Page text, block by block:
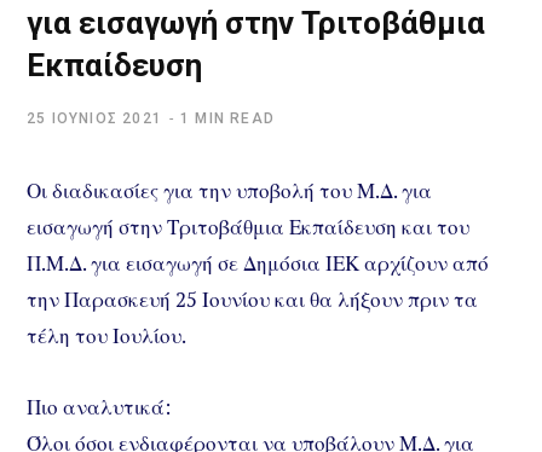
για εισαγωγή στην Τριτοβάθμια
Εκπαίδευση
25 ΙΟΎΝΙΟΣ 2021 1 MIN READ
Οι διαδικασίες για την υποβολή του Μ.Δ. για
εισαγωγή στην Τριτοβάθμια Εκπαίδευση και του
Π.Μ.Δ. για εισαγωγή σε Δημόσια ΙΕΚ αρχίζουν από
την Παρασκευή 25 Ιουνίου και θα λήξουν πριν τα
τέλη του Ιουλίου.
Πιο αναλυτικά:
Όλοι όσοι ενδιαφέρονται να υποβάλουν Μ.Δ. για